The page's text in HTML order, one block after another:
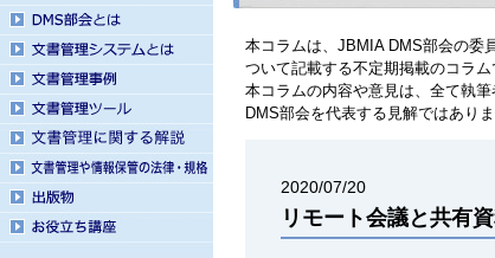
本コラムは、JBMIA DMS部会の委
ついて記載する不定期掲載のコラム
本コラムの内容や意見は、全て執
DMS部会を代表する見解ではありま
2020/07/20
リモート会議と共有